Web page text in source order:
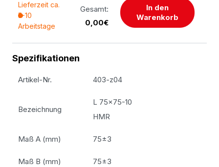
Lieferzeit ca.
5-10
Arbeitstage
Gesamt:
0,00€
In den
Warenkorb
Spezifikationen
Artikel-Nr. 403-z04
Bezeichnung
L 75x75-10
HMR
Maß A (mm) 75±3
Maß B (mm) 75±3